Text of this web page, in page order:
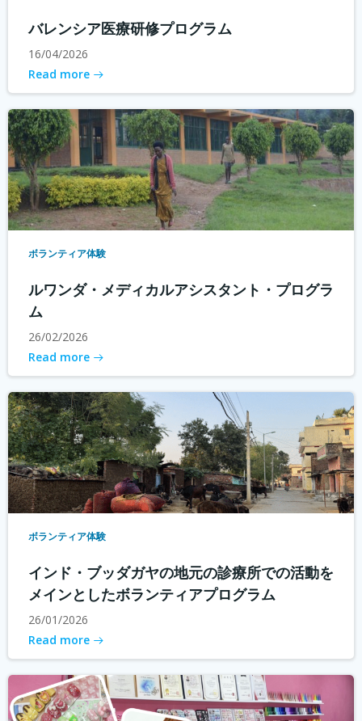
バレンシア医療研修プログラム
16/04/2026
Read more
ボランティア体験
ルワンダ・メディカルアシスタント・プログラ
ム
26/02/2026
Read more
ボランティア体験
インド・ブッダガヤの地元の診療所での活動を
メインとしたボランティアプログラム
26/01/2026
Read more